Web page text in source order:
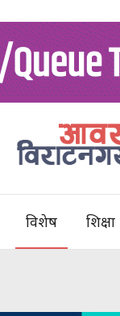
विशेष शिक्षा